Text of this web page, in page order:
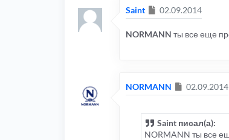
Saint Сообщение
02.09.2014
NORMANN ты все еще
NORMANN Сообщение
02.09.2014
Saint писал(а):
NORMANN ты все